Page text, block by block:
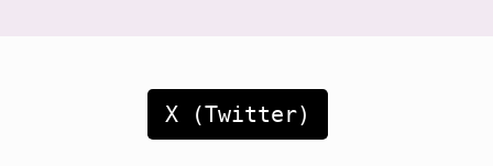
X (Twitter)